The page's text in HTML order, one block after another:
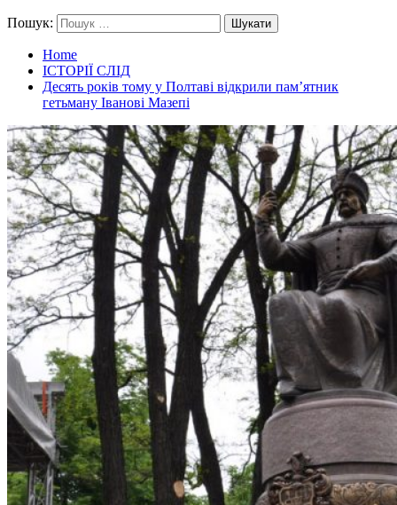
Пошук:
Home
ІСТОРІЇ СЛІД
Десять років тому у Полтаві відкрили пам’ятник
гетьману Іванові Мазепі